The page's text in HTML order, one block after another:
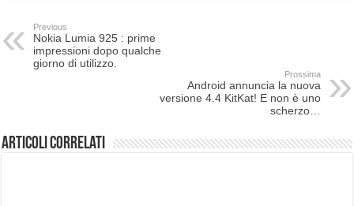
Previous
Nokia Lumia 925 : prime
impressioni dopo qualche
giorno di utilizzo.
Prossima
Android annuncia la nuova
versione 4.4 KitKat! E non è uno
scherzo…
Articoli correlati